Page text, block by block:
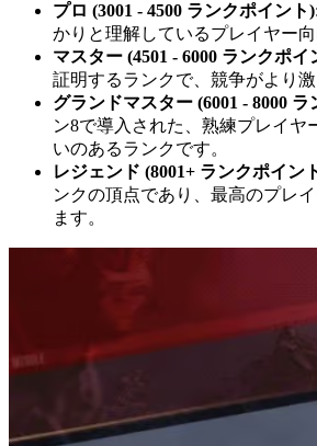
プロ (3001 - 4500 ランクポイント)
かりと理解しているプレイヤー向
マスター (4501 - 6000 ランクポイ
証明するランクで、競争がより激
グランドマスター (6001 - 8000
ン8で導入された、熟練プレイヤ
いのあるランクです。
レジェンド (8001+ ランクポイン
ンクの頂点であり、最高のプレ
ます。